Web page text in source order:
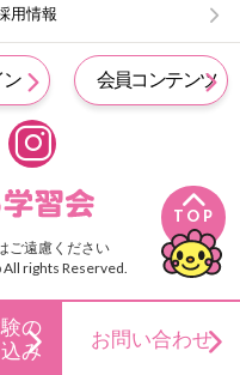
TOP
用情報
ン 会員コンテンツ

ご遠慮ください
rights Reserved.
の
み
お問い合わせ